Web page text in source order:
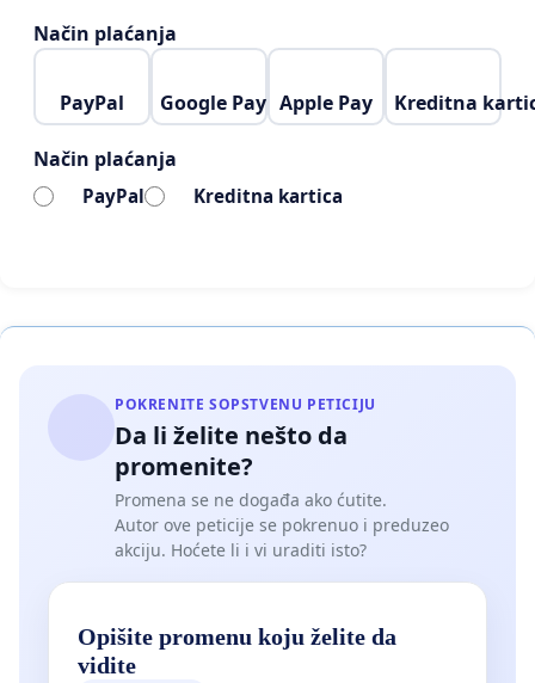
Način plaćanja
PayPal Google Pay Apple Pay Kreditna
Način plaćanja
PayPal Kreditna kartica
POKRENITE SOPSTVENU PETICIJU
Da li želite nešto da
promenite?
Promena se ne događa ako ćutite.
Autor ove peticije se pokrenuo i preduzeo
akciju. Hoćete li i vi uraditi isto?
Opišite promenu koju želite da
vidite